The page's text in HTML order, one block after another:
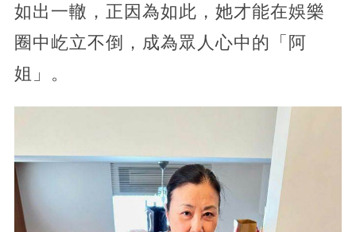
如出一轍，正因為如此，她才能在娛樂
圈中屹立不倒，成為眾人心中的「阿
姐」。